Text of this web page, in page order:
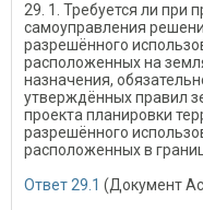
29. 1. Требуется ли при
самоуправления
разрешённого
расположенных на
назначения,
утверждённых правил
проекта планировки
разрешённого
расположенных в
Ответ 29.1 (Документ